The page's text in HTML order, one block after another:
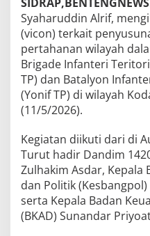
Syaharuddin Alrif,
(vicon) terkait
pertahanan wilayah
Brigade Infanteri
TP) dan Batalyon
(Yonif TP) di wilayah
(11/5/2026).
Kegiatan diikuti dari di
Turut hadir Dandim
Zulhakim Asdar, Kepala
dan Politik
serta Kepala Badan
(BKAD) Sunandar